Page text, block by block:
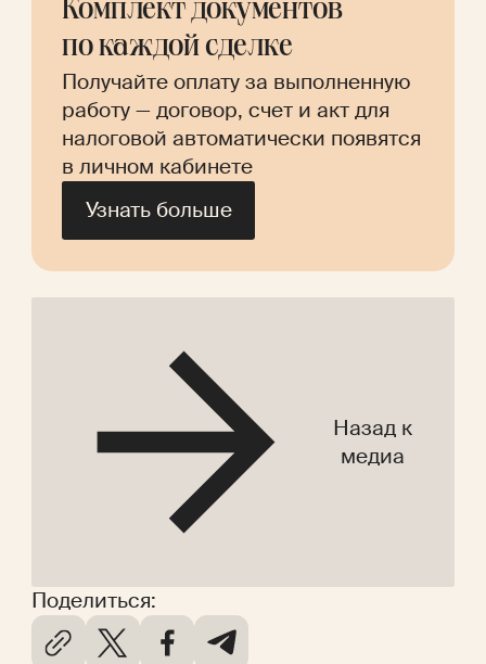
Поделиться:
Комплект документов
по каждой сделке
Получайте оплату за выполненную
работу — договор, счет и акт для
налоговой автоматически появятся
в личном кабинете
Узнать больше
Назад к
медиа